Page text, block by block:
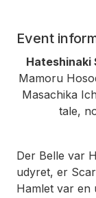
Event
Hateshinaki
Mamoru
Masachika
tale,
Der Belle var
udyret, er
Hamlet var en